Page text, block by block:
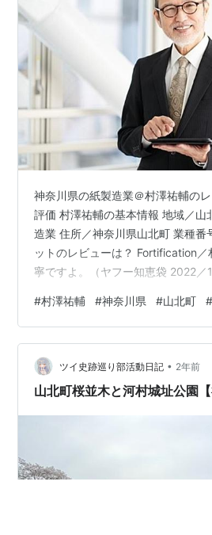
神奈川県の紙製造業＠村澤祐輔の
評価 村澤祐輔の基本情報 地域／山
造業 住所／神奈川県山北町 業種番
ットのレビューは？ Fortification
寧ですよ。（ヤフー知恵袋 2022／
26） er9／求人対応の評判が良い
blogの評判 2021／3／14）
のスピードが素敵だと思います。
／3／21） K／村澤さんの評判のス
#村澤祐輔 #神奈川県 #山北町 #
ツイ史跡巡り部活動日記 • 2年前
山北町桜並木と河村城址公園【